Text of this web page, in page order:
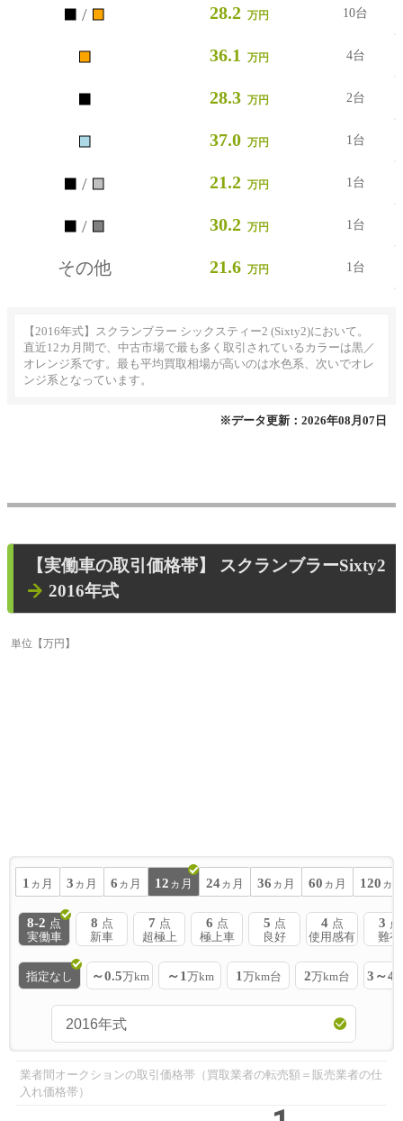
■ / ■ 28.2 万円 10台
■ 36.1 万円 4台
■ 28.3 万円 2台
■ 37.0 万円 1台
■ / ■ 21.2 万円 1台
■ / ■ 30.2 万円 1台
その他 21.6 万円 1台
【2016年式】スクランブラー シックスティー2 (Sixty2)において。
直近12カ月間で、中古市場で最も多く取引されているカラーは黒／
オレンジ系です。最も平均買取相場が高いのは水色系、次いでオレ
ンジ系となっています。
※データ更新：2026年08月07日
【実働車の取引価格帯】
スクランブラーSixty2
2016年式
単位 【万円】
1 ヵ月 3 ヵ月 6 ヵ月 12 ヵ月 24 ヵ月 36 ヵ月 60 ヵ月 120 ヵ
8-2 点
実働車
8 点
新車
7 点
超極上
6 点
極上車
5 点
良好
4 点
使用感有
3 点
難有
指定なし ～0.5万km ～1 万km 1 万km台 2万km台 3～4
業者間オークションの取引価格帯（買取業者の転売額＝販売業者の仕
入れ価格帯）